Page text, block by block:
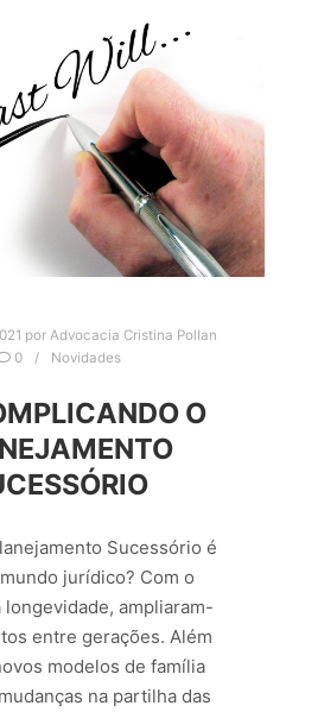
por Advocacia Cristina Pollan
0
Novidades
O
Sucessório é
jurídico? Com o
longevidade, ampliaram-
entre gerações. Além
modelos de família
na partilha das